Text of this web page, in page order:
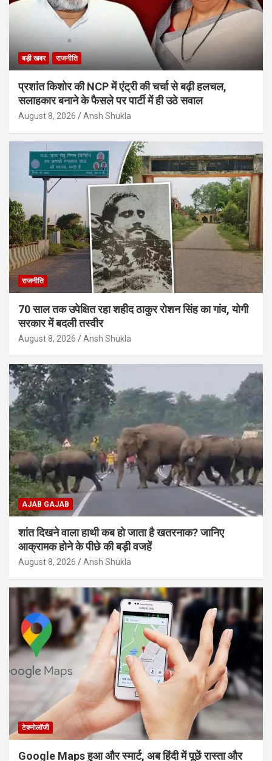
बड़ी खबर राजनीति
प्रशांत किशोर की NCP में एंट्री की चर्चा से बढ़ी हलचल,
सलाहकार बनाने के फैसले पर पार्टी में ही उठे सवाल
August 8, 2026 Ansh Shukla
राजनीति
70 साल तक उपेक्षित रहा शहीद ठाकुर रोशन सिंह का गांव, योगी
सरकार में बदली तस्वीर
August 8, 2026 Ansh Shukla
AJAB GAJAB
शांत दिखने वाला हाथी कब हो जाता है खतरनाक? जानिए
आक्रामक होने के पीछे की बड़ी वजहें
August 8, 2026 Ansh Shukla
टेक्नोलॉजी
Google Maps हुआ और स्मार्ट, अब हिंदी में पूछें रास्ता और